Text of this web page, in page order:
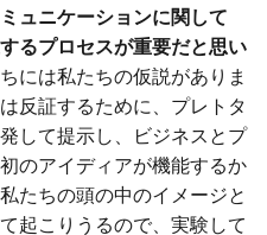
ュニケーションに関して
るプロセスが重要だと思い
には私たちの仮説がありま
反証するために、プレトタ
して提示し、ビジネスとプ
のアイディアが機能するか
たちの頭の中のイメージと
起こりうるので、実験して